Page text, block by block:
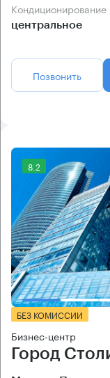
Кондиционирование
центральное
Позвонить
8.2
БЕЗ КОМИССИИ
Бизнес-центр
Город